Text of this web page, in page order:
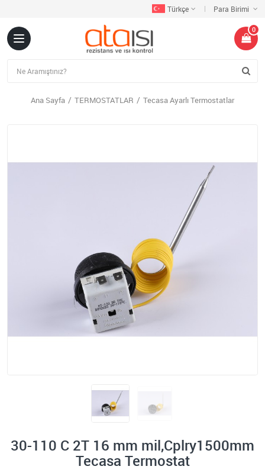
Türkçe Para Birimi
0
Ana Sayfa TERMOSTATLAR Tecasa Ayarlı Termostatlar
30-110 C 2T 16 mm mil,Cplry1500mm
Tecasa Termostat